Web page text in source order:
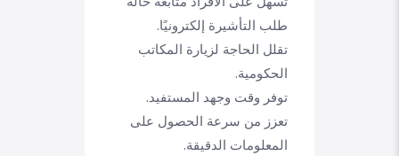
طلب التأشيرة إلكترونيًا.
تقلل الحاجة لزيارة المكاتب
الحكومية.
توفر وقت وجهد المستفيد.
تعزز من سرعة الحصول على
المعلومات الدقيقة.